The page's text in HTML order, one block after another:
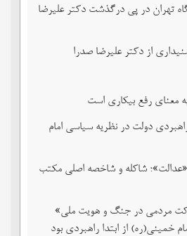
تهران در پی درگذشت دکتر علیرضا
از دکتر علیرضا صدرا
معنای رفع بیکاری است
دولت در نظریه سیاسی امام
شاکله و شاخصه اصلی مکتب
مردمی در جنگ و هویت ملی»
خمینی(ره) از ابتدا راهبردی بود